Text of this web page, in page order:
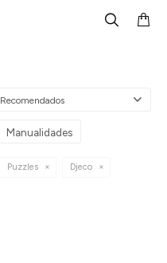
Recomendados
Manualidades
Puzzles Djeco